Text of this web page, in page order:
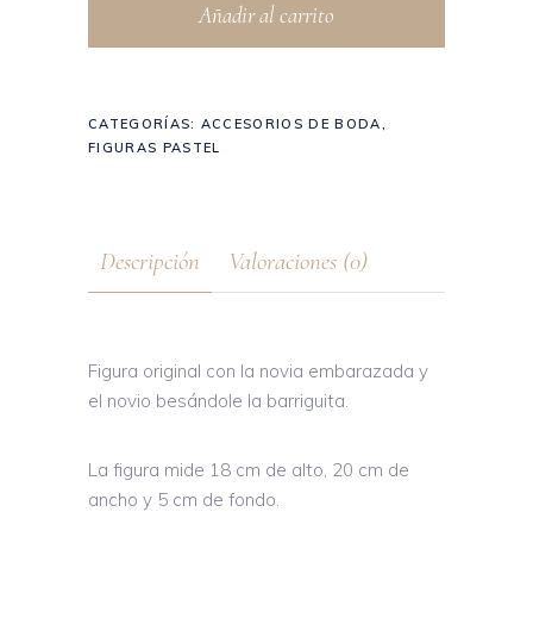
Añadir al carrito
CATEGORÍAS: ACCESORIOS DE BODA,
FIGURAS PASTEL
Descripción Valoraciones (0)
Figura original con la novia embarazada y
el novio besándole la barriguita.
La figura mide 18 cm de alto, 20 cm de
ancho y 5 cm de fondo.